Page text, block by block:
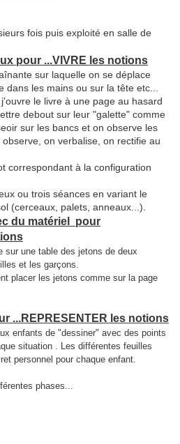
fois puis exploité en salle de
pour ...VIVRE les notions
sur laquelle on se déplace
les mains ou sur la tête etc...
le livre à une page au hasard
debout sur leur "galette" comme
sur les bancs et on observe les
on verbalise, on rectifie au
correspondant à la configuration
ou trois séances en variant le
(cerceaux, palets, anneaux...).
du matériel pour
sur une table des jetons de deux
et les garçons.
placer les jetons comme sur la page
...REPRESENTER les notions
enfants de "dessiner" avec des points
situation . Les différentes feuilles
personnel pour chaque enfant.
phases...